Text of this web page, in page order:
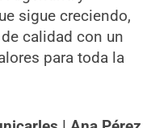
sigue creciendo,
calidad con un
para toda la